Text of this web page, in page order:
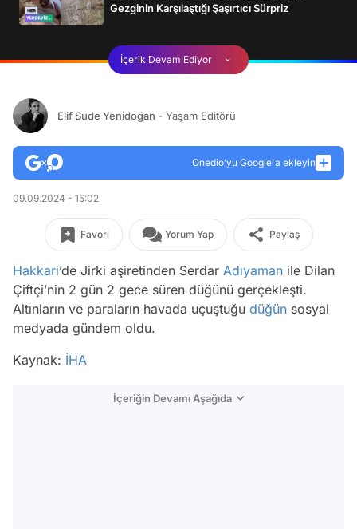
Gezginin Karşılaştığı Şaşırtıcı Sürpriz
İçerik Devam Ediyor
Elif Sude Yenidoğan - Yaşam Editörü
Onedio’yu Google'a ekleyin
09.09.2024 - 15:02
Favori Yorum Yap Paylaş
Hakkari’de Jirki aşiretinden Serdar Adıyaman ile Dilan
Çiftçi’nin 2 gün 2 gece süren düğünü gerçekleşti.
Altınların ve paraların havada uçuştuğu düğün sosyal
medyada gündem oldu.
Kaynak: İHA
İçeriğin Devamı Aşağıda